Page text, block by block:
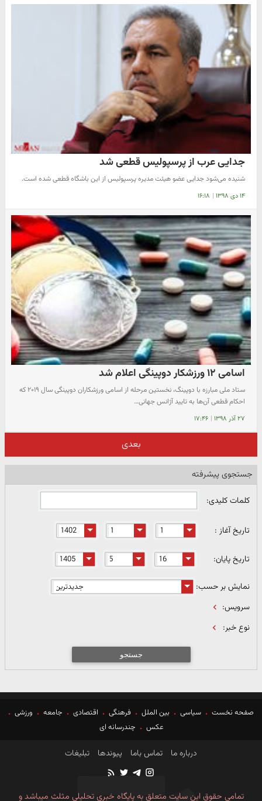
جدایی عرب از پرسپولیس قطعی شد
شنیده می‌شود جدایی عضو هیئت مدیره پرسپولیس از این باشگاه قطعی شده است.
۱۴ دی ۱۳۹۸ | ۱۶:۱۸
اسامی ۱۲ ورزشکار دوپینگی اعلام شد
ستاد ملی مبارزه با دوپینگ، نخستین مرحله از اسامی ورزشکاران دوپینگی سال ۲۰۱۹ که
احکام قطعی آن‌ها به تایید آژانس جهانی…
۲۷ آذر ۱۳۹۸ | ۱۷:۴۶
بعدی
جستجوی پیشرفته
کلمات کلیدی:
تاریخ آغاز :
تاریخ پایان:
نمایش بر حسب:
سرویس:
نوع خبر:
جستجو
صفحه نخست سیاسی بین الملل فرهنگی اقتصادی جامعه
ورزشی
عکس
چندرسانه ای
درباره ما تماس باما پیوندها تبلیغات
تمامی حقوق این سایت متعلق به پایگاه خبری تحلیلی مثلث میباشد و